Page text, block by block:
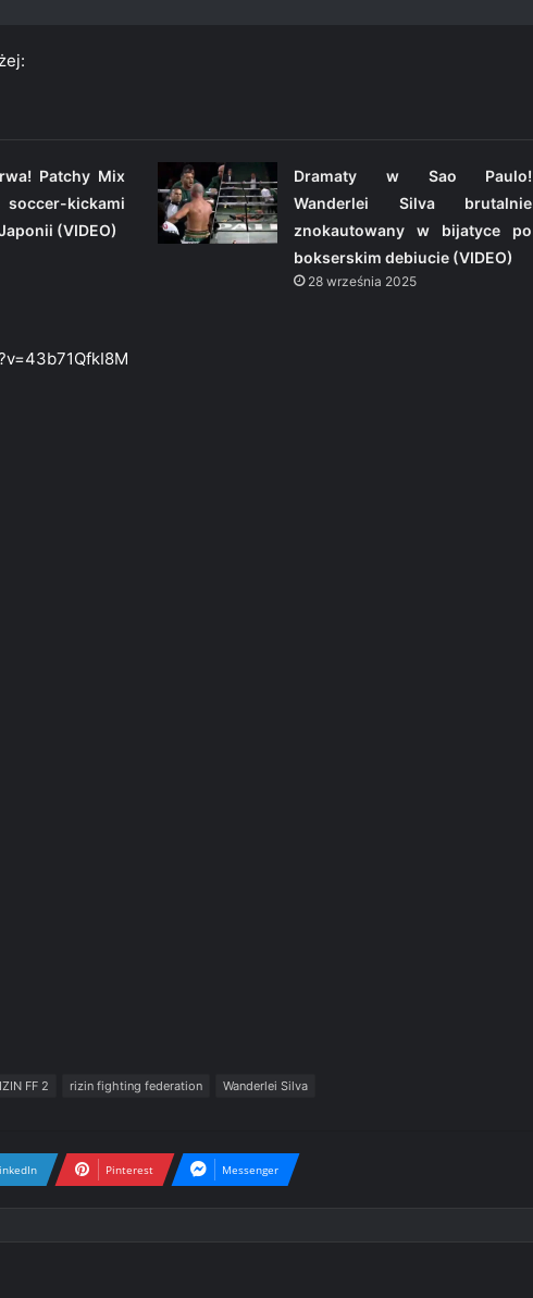
Patchy Mix
kickami
(VIDEO)
Dramaty w Sao Paulo!
Wanderlei Silva brutalnie
znokautowany w bijatyce po
bokserskim debiucie (VIDEO)
28 września 2025
FF 2 rizin fighting federation Wanderlei Silva
Pinterest Messenger